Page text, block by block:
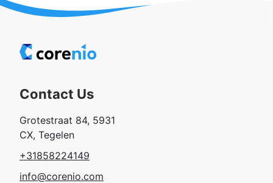
Contact Us
Grotestraat 84, 5931
CX, Tegelen
+31858224149
info@corenio.com